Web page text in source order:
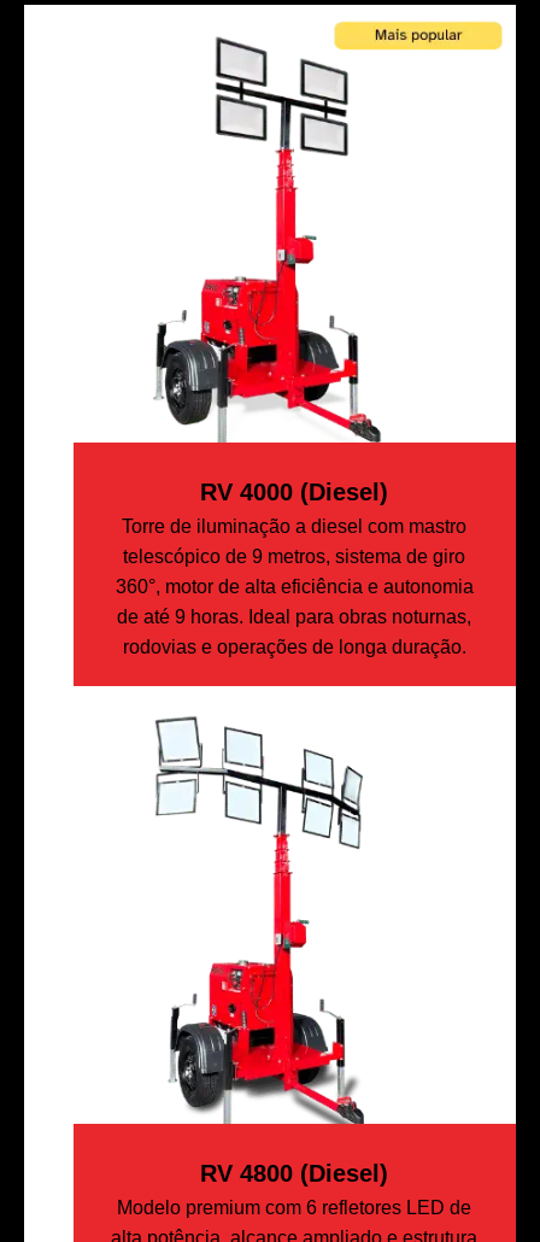
RV 4000 (diesel)
Torre de iluminação a diesel com mastro
telescópico de 9 metros, sistema de giro
360°, motor de alta eficiência e autonomia
de até 9 horas. Ideal para obras noturnas,
rodovias e operações de longa duração.
RV 4800 (Diesel)
Modelo premium com 6 refletores LED de
alta potência, alcance ampliado e estrutura